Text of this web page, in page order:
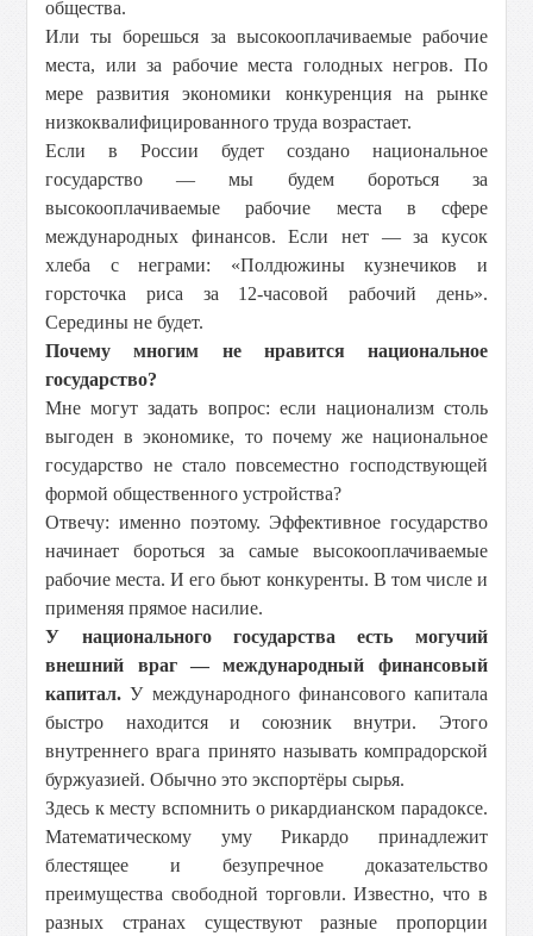
общества.
Или ты борешься за высокооплачиваемые рабочие
места, или за рабочие места голодных негров. По
мере развития экономики конкуренция на рынке
низкоквалифицированного труда возрастает.
Если в России будет создано национальное
государство — мы будем бороться за
высокооплачиваемые рабочие места в сфере
международных финансов. Если нет — за кусок
хлеба с неграми: «Полдюжины кузнечиков и
горсточка риса за 12-часовой рабочий день».
Середины не будет.
Почему многим не нравится национальное
государство?
Мне могут задать вопрос: если национализм столь
выгоден в экономике, то почему же национальное
государство не стало повсеместно господствующей
формой общественного устройства?
Отвечу: именно поэтому. Эффективное государство
начинает бороться за самые высокооплачиваемые
рабочие места. И его бьют конкуренты. В том числе и
применяя прямое насилие.
У национального государства есть могучий
внешний враг — международный финансовый
капитал. У международного финансового капитала
быстро находится и союзник внутри. Этого
внутреннего врага принято называть компрадорской
буржуазией. Обычно это экспортёры сырья.
Здесь к месту вспомнить о рикардианском парадоксе.
Математическому уму Рикардо принадлежит
блестящее и безупречное доказательство
преимущества свободной торговли. Известно, что в
разных странах существуют разные пропорции